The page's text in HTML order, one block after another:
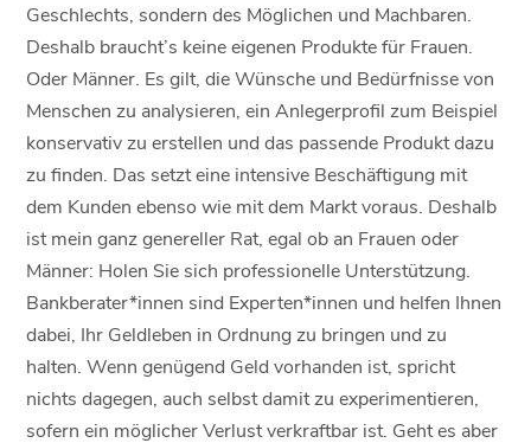
Geschlechts, sondern des Möglichen und Machbaren.
Deshalb braucht’s keine eigenen Produkte für Frauen.
Oder Männer. Es gilt, die Wünsche und Bedürfnisse von
Menschen zu analysieren, ein Anlegerprofil zum Beispiel
konservativ zu erstellen und das passende Produkt dazu
zu finden. Das setzt eine intensive Beschäftigung mit
dem Kunden ebenso wie mit dem Markt voraus. Deshalb
ist mein ganz genereller Rat, egal ob an Frauen oder
Männer: Holen Sie sich professionelle Unterstützung.
Bankberater*innen sind Experten*innen und helfen Ihnen
dabei, Ihr Geldleben in Ordnung zu bringen und zu
halten. Wenn genügend Geld vorhanden ist, spricht
nichts dagegen, auch selbst damit zu experimentieren,
sofern ein möglicher Verlust verkraftbar ist. Geht es aber